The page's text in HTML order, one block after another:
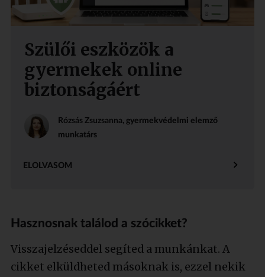
Szülői eszközök a
gyermekek online
biztonságáért
Rózsás Zsuzsanna, gyermekvédelmi elemző
munkatárs
ELOLVASOM
Hasznosnak találod a szócikket?
Visszajelzéseddel segíted a munkánkat. A
cikket elküldheted másoknak is, ezzel nekik